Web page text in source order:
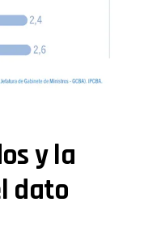
y la
dato